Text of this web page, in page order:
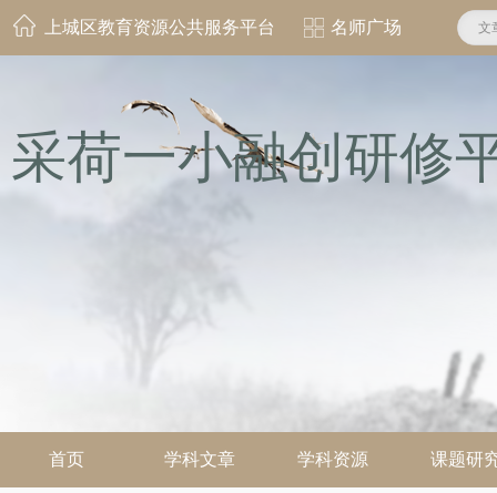
上城区教育资源公共服务平台 名师广场 文
采荷一小融创研修
首页 学科文章 学科资源 课题研